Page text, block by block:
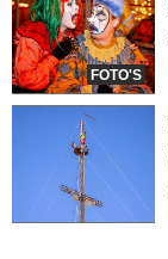
FOTO'S